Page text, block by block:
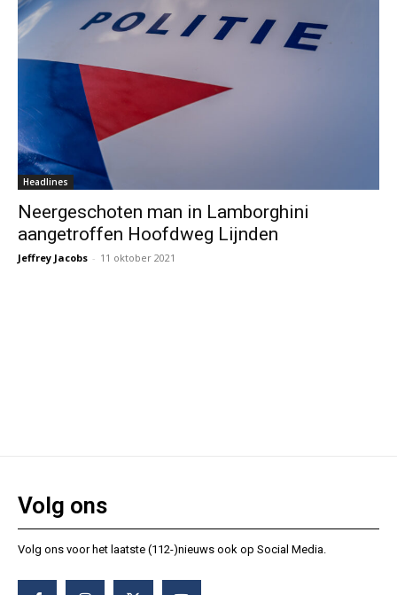
Headlines
Neergeschoten man in Lamborghini
aangetroffen Hoofdweg Lijnden
Jeffrey Jacobs - 11 oktober 2021
Volg ons
Volg ons voor het laatste (112-)nieuws ook op Social Media.